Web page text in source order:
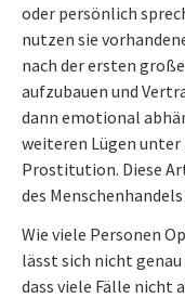
oder persönlich
nutzen sie
nach der ersten
aufzubauen und
dann emotional
weiteren Lügen unter
Prostitution. Diese
des
Wie viele Personen
lässt sich nicht
dass viele Fälle nicht